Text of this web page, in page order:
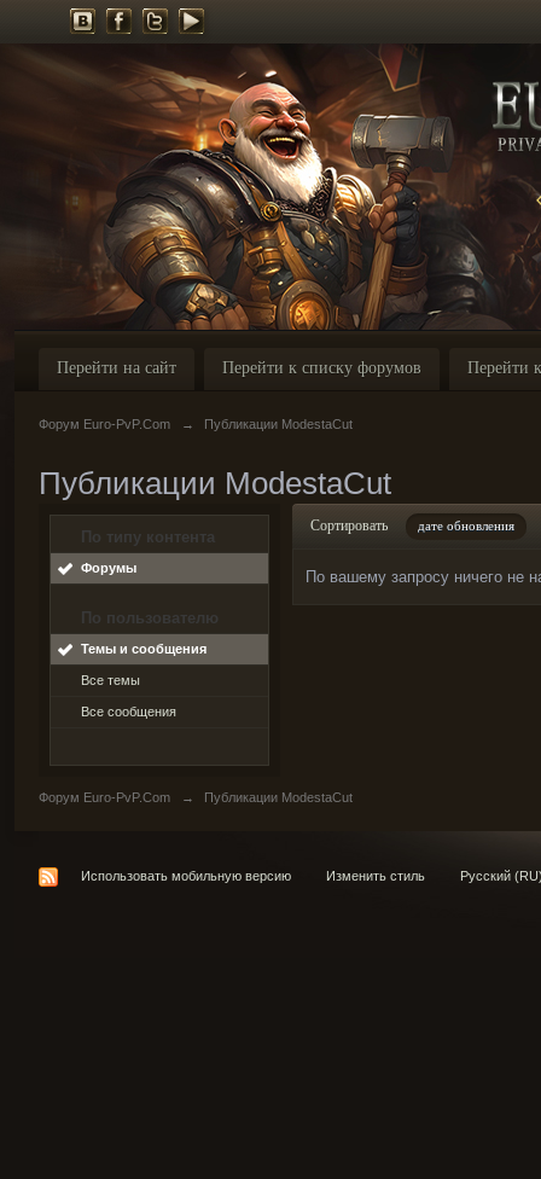
Перейти на сайт Перейти к списку форумов Перейти
Форум Euro-PvP.Com → Публикации ModestaCut
Публикации ModestaCut
По типу контента
Форумы
По пользователю
Темы и сообщения
Все темы
Все сообщения
Сортировать дате обновления
По вашему запросу ничего не
Форум Euro-PvP.Com → Публикации ModestaCut
Использовать мобильную версию Изменить стиль Русский